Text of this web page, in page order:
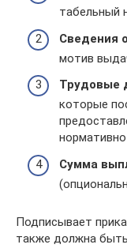
табельный
Сведения
мотив
Трудовые
которые
Сумма
Подписывает
также должна быть